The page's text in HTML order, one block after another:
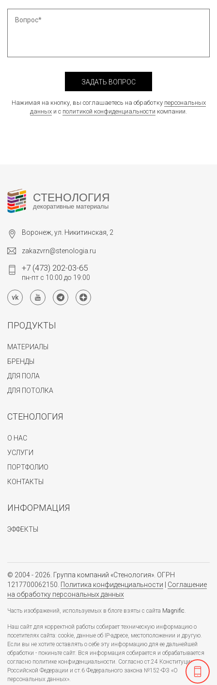
ЗАДАТЬ ВОПРОС
Нажимая на кнопку, вы соглашаетесь на обработку персональных
данных и с политикой конфиденциальности компании.
СТЕНОЛОГИЯ
декоративные материалы
Воронеж, ул. Никитинская, 2
zakazvrn@stenologia.ru
+7 (473) 202-03-65
пн-пт с 10:00 до 19:00
ПРОДУКТЫ
МАТЕРИАЛЫ
БРЕНДЫ
ДЛЯ ПОЛА
ДЛЯ ПОТОЛКА
СТЕНОЛОГИЯ
О НАС
УСЛУГИ
ПОРТФОЛИО
КОНТАКТЫ
ИНФОРМАЦИЯ
ЭФФЕКТЫ
© 2004 - 2026. Группа компаний «Стенология». ОГРН
1217700062150. Политика конфиденциальности
Соглашение
на обработку персональных данных
Часть изображений, используемых в блоге взяты с сайта Magnific.
Наш сайт для корректной работы собирает техническую информацию о
посетителях сайта: cookie, данные об IP-адресе, местоположении и другую.
Если вы не хотите оставлять о себе эту информацию для ее дальнейшей
обработки - покиньте сайт. Вся информация собирается и обрабатывается
согласно политике конфиденциальности. Согласно ст.24 Конституции
Российской Федерации и ст.6 Федерального закона №152-ФЗ «О
персональных данных».